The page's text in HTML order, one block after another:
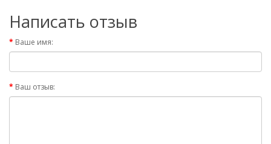
Написать отзыв
Ваше имя:
Ваш отзыв: